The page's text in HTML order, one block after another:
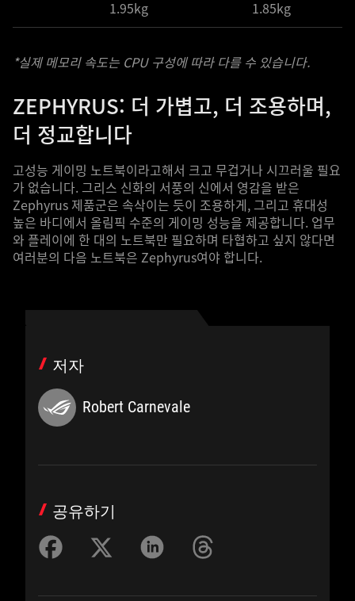
1.95kg 1.85kg
*실제 메모리 속도는 CPU 구성에 따라 다를 수 있습니다.
ZEPHYRUS: 더 가볍고, 더 조용하며,
더 정교합니다
고성능 게이밍 노트북이라고해서 크고 무겁거나 시끄러울 필요
가 없습니다. 그리스 신화의 서풍의 신에서 영감을 받은
Zephyrus 제품군은 속삭이는 듯이 조용하게, 그리고 휴대성
높은 바디에서 올림픽 수준의 게이밍 성능을 제공합니다. 업무
와 플레이에 한 대의 노트북만 필요하며 타협하고 싶지 않다면
여러분의 다음 노트북은 Zephyrus여야 합니다.
저자
Robert Carnevale
공유하기